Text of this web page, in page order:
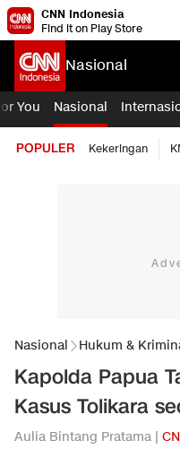
CNN Indonesia
Find it on Play Store
Nasional
You Nasional
POPULER Kekeringan
Nasional Hukum &
Kapolda Papua
Kasus Tolikara
Aulia Bintang Pratama |